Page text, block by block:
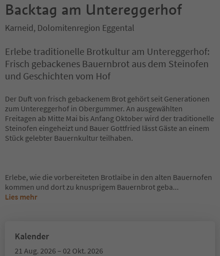
Backtag am Untereggerhof
Karneid, Dolomitenregion Eggental
Erlebe traditionelle Brotkultur am Untereggerhof:
Frisch gebackenes Bauernbrot aus dem Steinofen
und Geschichten vom Hof
Der Duft von frisch gebackenem Brot gehört seit Generationen
zum Untereggerhof in Obergummer. An ausgewählten
Freitagen ab Mitte Mai bis Anfang Oktober wird der traditionelle
Steinofen eingeheizt und Bauer Gottfried lässt Gäste an einem
Stück gelebter Bauernkultur teilhaben.
Erlebe, wie die vorbereiteten Brotlaibe in den alten Bauernofen
kommen und dort zu knusprigem Bauernbrot geba...
Lies mehr
Kalender
21 Aug. 2026 – 02 Okt. 2026